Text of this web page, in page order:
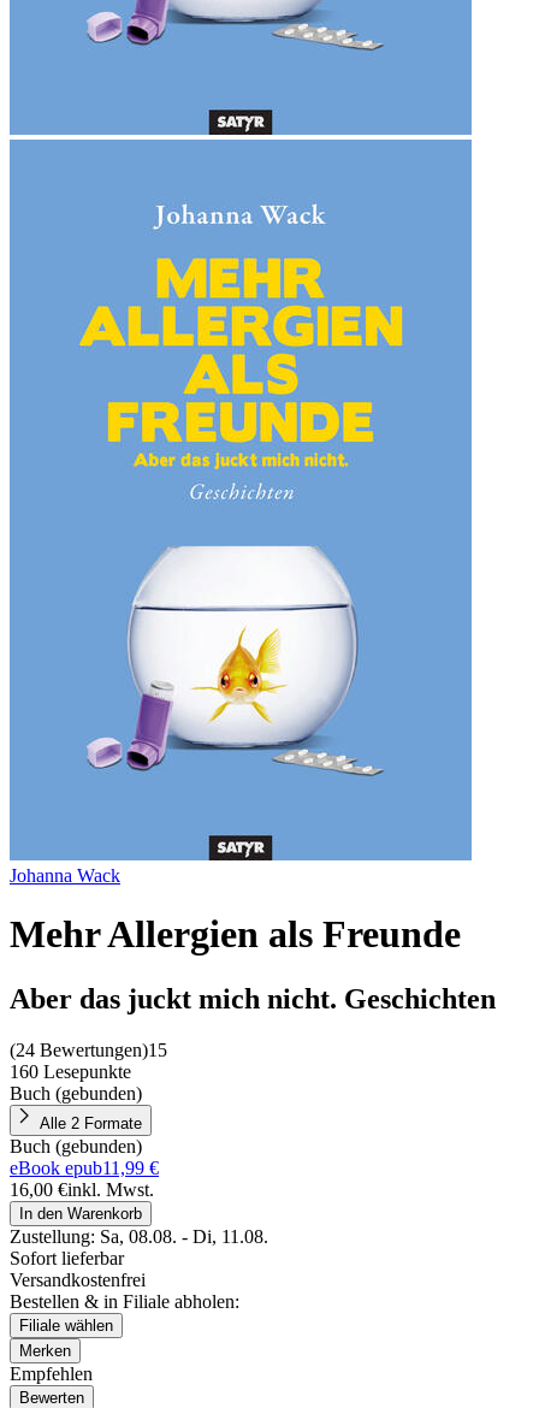
Johanna Wack
Mehr Allergien als Freunde
Aber das juckt mich nicht. Geschichten
(24 Bewertungen)15
160 Lesepunkte
Buch (gebunden)
Alle 2 Formate
Buch (gebunden)
eBook epub11,99 €
16,00 €inkl. Mwst.
In den Warenkorb
Zustellung: Sa, 08.08. - Di, 11.08.
Sofort lieferbar
Versandkostenfrei
Bestellen & in Filiale abholen:
Filiale wählen
Merken
Empfehlen
Bewerten